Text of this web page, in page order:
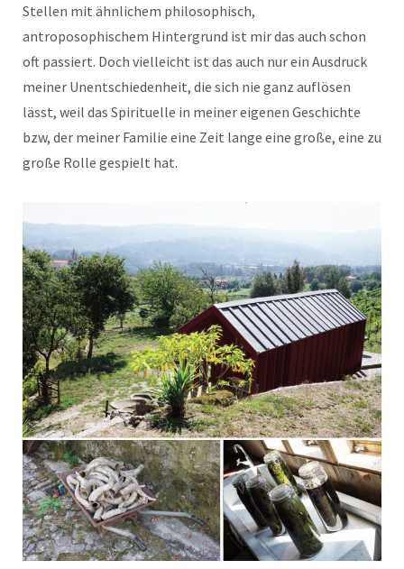
Stellen mit ähnlichem philosophisch,
antroposophischem Hintergrund ist mir das auch schon
oft passiert. Doch vielleicht ist das auch nur ein Ausdruck
meiner Unentschiedenheit, die sich nie ganz auflösen
lässt, weil das Spirituelle in meiner eigenen Geschichte
bzw, der meiner Familie eine Zeit lange eine große, eine zu
große Rolle gespielt hat.